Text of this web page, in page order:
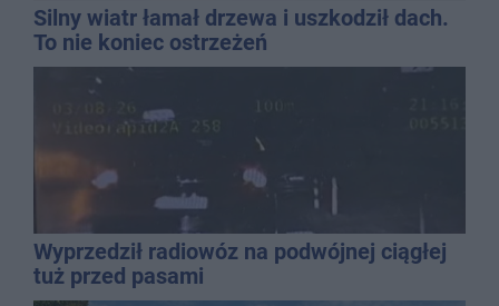
Silny wiatr łamał drzewa i uszkodził dach.
To nie koniec ostrzeżeń
Wyprzedził radiowóz na podwójnej ciągłej
tuż przed pasami